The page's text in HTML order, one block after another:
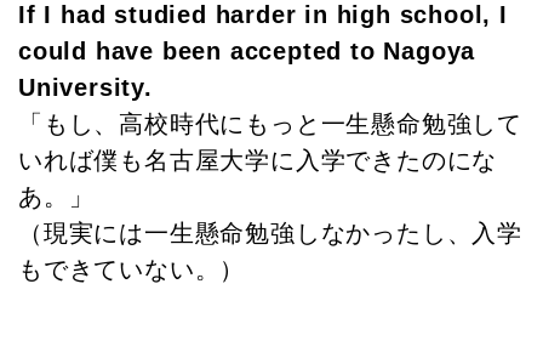
If I had studied harder in high school, I
could have been accepted to Nagoya
University.
「もし、高校時代にもっと一生懸命勉強して
いれば僕も名古屋大学に入学できたのにな
あ。」
（現実には一生懸命勉強しなかったし、入学
もできていない。）